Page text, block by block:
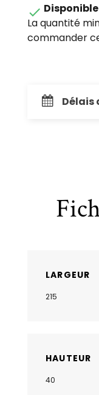
 Disponible
La quantité
commander
Délais
LARGEUR
215
HAUTEUR
40